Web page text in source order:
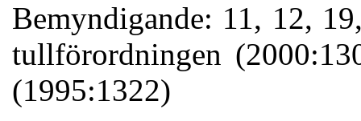
Bemyndigande: 11, 12,
tullförordningen
(1995:1322)